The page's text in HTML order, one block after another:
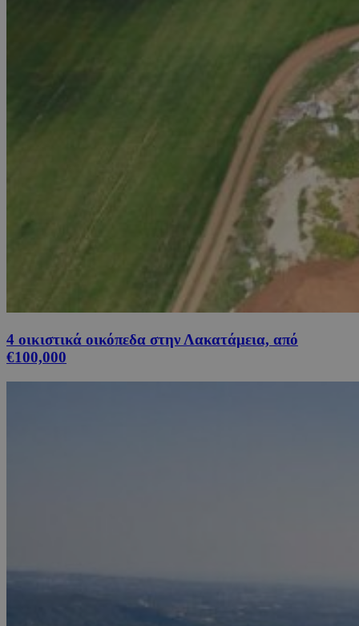
4 οικιστικά οικόπεδα στην Λακατάμεια, από
€100,000